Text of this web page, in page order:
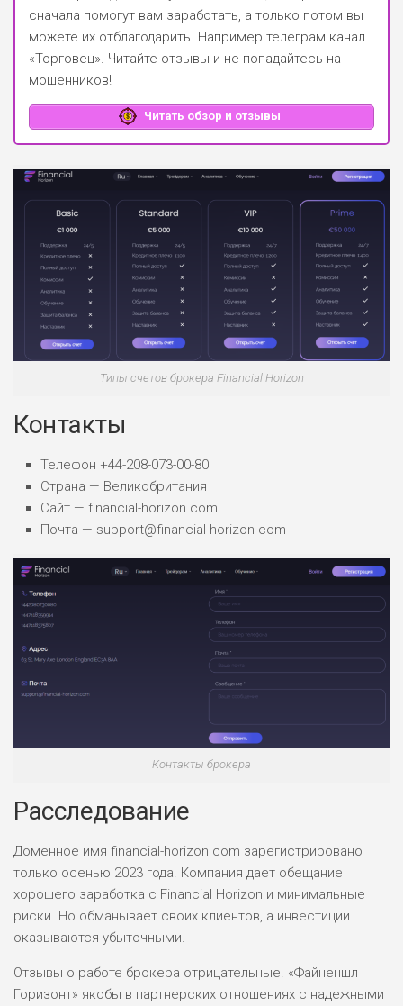
сначала помогут вам заработать, а только потом вы
можете их отблагодарить. Например телеграм канал
«Торговец». Читайте отзывы и не попадайтесь на
мошенников!
Читать обзор и отзывы
Типы счетов брокера Financial Horizon
Контакты
Телефон +44-208-073-00-80
Страна — Великобритания
Сайт — financial-horizon com
Почта — support@financial-horizon com
Контакты брокера
Расследование
Доменное имя financial-horizon com зарегистрировано
только осенью 2023 года. Компания дает обещание
хорошего заработка с Financial Horizon и минимальные
риски. Но обманывает своих клиентов, а инвестиции
оказываются убыточными.
Отзывы о работе брокера отрицательные. «Файненшл
Горизонт» якобы в партнерских отношениях с надежными